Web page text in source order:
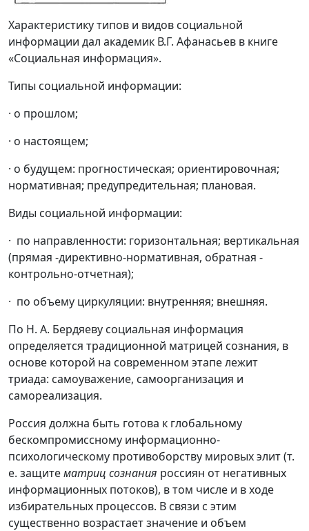
Характеристику типов и видов социальной
информации дал академик В.Г. Афанасьев в книге
«Социальная информация».
Типы социальной информации:
· о прошлом;
· о настоящем;
· о будущем: прогностическая; ориентировочная;
нормативная; предупредительная; плановая.
Виды социальной информации:
· по направленности: горизонтальная; вертикальная
(прямая -директивно-нормативная, обратная -
контрольно-отчетная);
· по объему циркуляции: внутренняя; внешняя.
По Н. А. Бердяеву социальная информация
определяется тра­диционной матрицей сознания, в
основе которой на современ­ном этапе лежит
триада: самоуважение, самоорганизация и
самореализация.
Россия должна быть готова к глобальному
бескомпромиссно­му информационно-
психологическому противоборству мировых элит (т.
е. защитематриц сознания россиян от негативных
инфор­мационных потоков), в том числе и в ходе
избирательных про­цессов. В связи с этим
существенно возрастает значение и объем